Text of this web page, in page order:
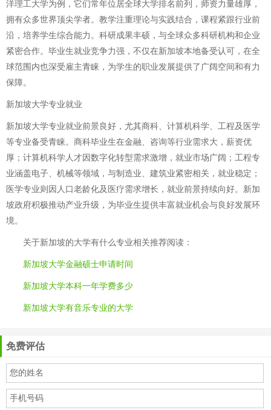
洋理工大学为例，它们常年位居全球大学排名前列，师资力量雄厚，
拥有众多世界顶尖学者。教学注重理论与实践结合，课程紧跟行业前
沿，培养学生综合能力。科研成果丰硕，与全球众多科研机构和企业
紧密合作。毕业生就业竞争力强，不仅在新加坡本地备受认可，在全
球范围内也深受雇主青睐，为学生的职业发展提供了广阔空间和有力
保障。
新加坡大学专业就业
新加坡大学专业就业前景良好，尤其商科、计算机科学、工程及医学
等专业备受青睐。商科毕业生在金融、咨询等行业需求大，薪资优
厚；计算机科学人才因数字化转型需求激增，就业市场广阔；工程专
业涵盖电子、机械等领域，与制造业、建筑业紧密相关，就业稳定；
医学专业则因人口老龄化及医疗需求增长，就业前景持续向好。新加
坡政府积极推动产业升级，为毕业生提供丰富就业机会与良好发展环
境。
关于新加坡的大学有什么专业相关推荐阅读：
新加坡大学金融硕士申请时间
新加坡大学本科一年学费多少
新加坡大学有音乐专业的大学
免费评估